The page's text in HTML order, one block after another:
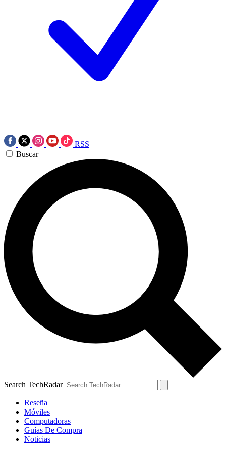
RSS
Buscar
Search TechRadar
Reseña
Móviles
Computadoras
Guías De Compra
Noticias